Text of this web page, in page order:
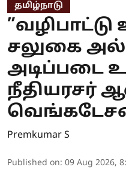
தமிழ்நாடு
”வழிபாட்டு
சலுகை
அடிப்படை
நீதியரசர்
Premkumar S
Published on: 09 Aug 2026,